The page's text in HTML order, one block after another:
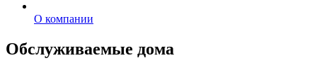
О компании
Обслуживаемые дома